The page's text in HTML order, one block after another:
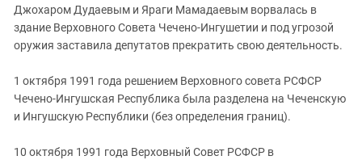
Джохаром Дудаевым и Яраги Мамадаевым ворвалась в
здание Верховного Совета Чечено-Ингушетии и под угрозой
оружия заставила депутатов прекратить свою деятельность.
1 октября 1991 года решением Верховного совета РСФСР
Чечено-Ингушская Республика была разделена на Чеченскую
и Ингушскую Республики (без определения границ).
10 октября 1991 года Верховный Совет РСФСР в